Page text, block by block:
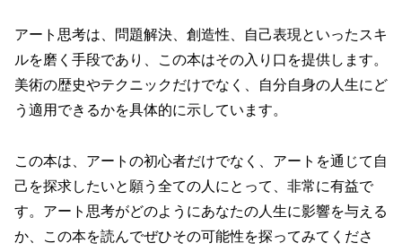
アート思考は、問題解決、創造性、自己表現といったスキ
ルを磨く手段であり、この本はその入り口を提供します。
美術の歴史やテクニックだけでなく、自分自身の人生にど
う適用できるかを具体的に示しています。
この本は、アートの初心者だけでなく、アートを通じて自
己を探求したいと願う全ての人にとって、非常に有益で
す。アート思考がどのようにあなたの人生に影響を与える
か、この本を読んでぜひその可能性を探ってみてくださ